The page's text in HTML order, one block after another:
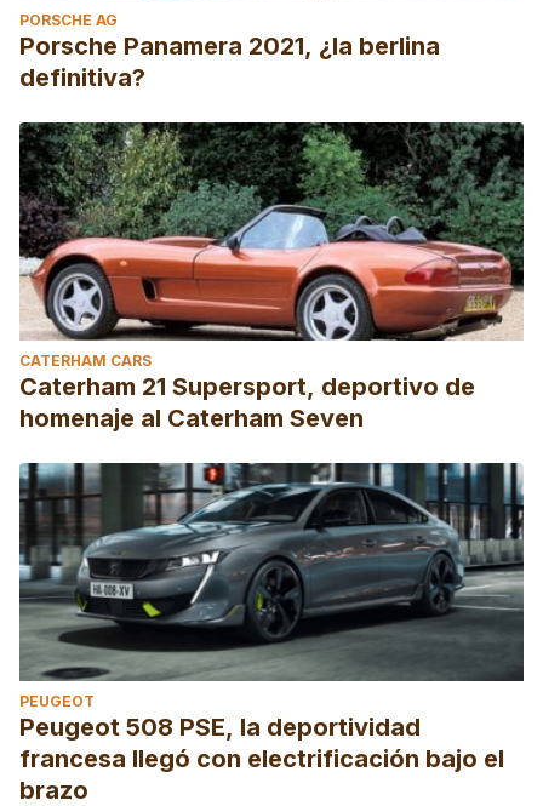
PORSCHE AG
Porsche Panamera 2021, ¿la berlina
definitiva?
CATERHAM CARS
Caterham 21 Supersport, deportivo de
homenaje al Caterham Seven
PEUGEOT
Peugeot 508 PSE, la deportividad
francesa llegó con electrificación bajo el
brazo